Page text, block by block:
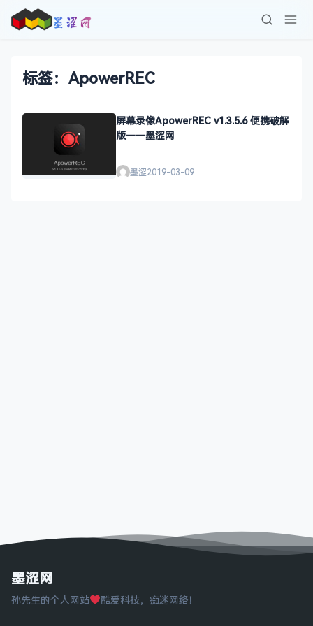
标签：ApowerREC
屏幕录像ApowerREC v1.3.5.6 便携破解
版——墨涩网
墨涩2019-03-09
墨涩网
孙先生的个人网站 酷爱科技，痴迷网络！